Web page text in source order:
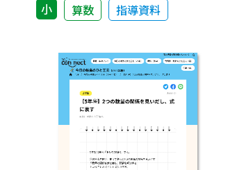
小 算数 指導資料